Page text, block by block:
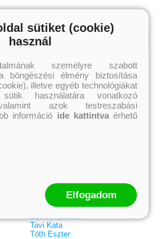
Magyarok
Ashley Carrigan
Benina
Bessenyei Gábor
Bodor Attila
Böszörményi Gyula
Rácz-Stefán Tibor
Róbert Katalin
Spirit Bliss
Szélesi Sándor
Tavi Kata
Tóth Eszter
sütiket (cookie)
használ
személyre szabott
böngészési élmény biztosítása
illetve egyéb technológiákat
használatára vonatkozó
azok testreszabási
információ ide kattintvaérhető
Elfogadom